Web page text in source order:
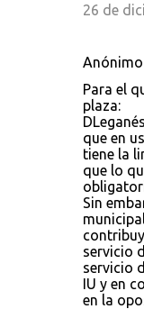
26 de
Para el
plaza:
que en
tiene la
que lo
Sin
servicio
servicio
IU y en
en la